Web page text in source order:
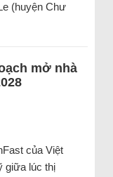
(huyện Chư
mở nhà
của Việt
giữa lúc thị